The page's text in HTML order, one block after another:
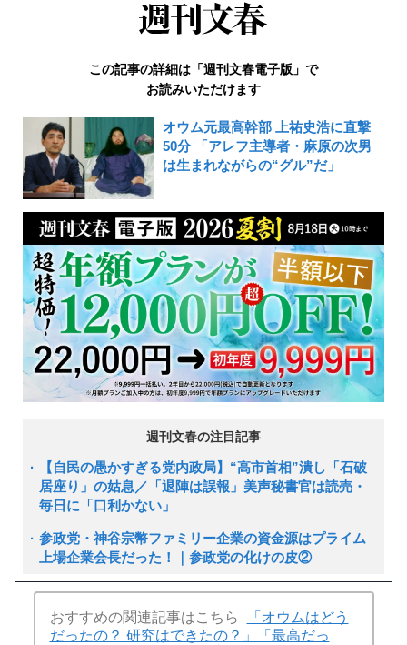
この記事の詳細は「週刊文春電子版」で
お読みいただけます
オウム元最高幹部 上祐史浩に直撃
50分 「アレフ主導者・麻原の次男
は生まれながらの“グル”だ」
週刊文春の注目記事
【自民の愚かすぎる党内政局】“高市首相”潰し「石破
居座り」の姑息／「退陣は誤報」美声秘書官は読売・
毎日に「口利かない」
参政党・神谷宗幣ファミリー企業の資金源はプライム
上場企業会長だった！｜参政党の化けの皮②
おすすめの関連記事はこちら
「オウムはどう
だったの？ 研究はできたの？」「最高だっ